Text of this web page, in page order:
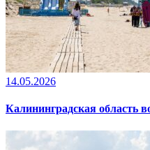
14.05.2026
Калининградская область